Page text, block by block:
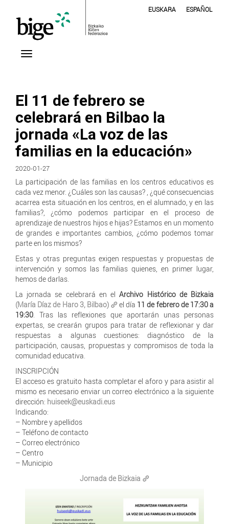
EUSKARA ESPAÑOL
El 11 de febrero se
celebrará en Bilbao la
jornada «La voz de las
familias en la educación»
2020-01-27
La participación de las familias en los centros educativos es
cada vez menor. ¿Cuáles son las causas? , ¿qué consecuencias
acarrea esta situación en los centros, en el alumnado, y en las
familias?, ¿cómo podemos participar en el proceso de
aprendizaje de nuestros hijos e hijas? Estamos en un momento
de grandes e importantes cambios, ¿cómo podemos tomar
parte en los mismos?
Estas y otras preguntas exigen respuestas y propuestas de
intervención y somos las familias quienes, en primer lugar,
hemos de darlas.
La jornada se celebrará en elArchivo Histórico de Bizkaia
(María Díaz de Haro 3, Bilbao)
el día 11 de febrero de 17:30 a
19:30. Tras las reflexiones que aportarán unas personas
expertas, se crearán grupos para tratar de reflexionar y dar
respuestas a algunas cuestiones: diagnóstico de la
participación, causas, propuestas y compromisos de toda la
comunidad educativa.
INSCRIPCIÓN
El acceso es gratuito hasta completar el aforo y para asistir al
mismo es necesario enviar un correo electrónico a la siguiente
dirección: huiseek@euskadi.eus
Indicando:
– Nombre y apellidos
– Teléfono de contacto
– Correo electrónico
– Centro
– Municipio
Jornada de Bizkaia